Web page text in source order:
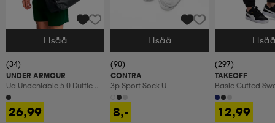
Valitse Koko
Lisää
(34)
UNDER ARMOUR
Ua Undeniable 5.0 Duffle
Sm
26,99
Valitse Koko
Lisää
(90)
CONTRA
3p Sport Sock U
8,-
Valitse Koko
(297)
TAKEOFF
Basic Cuffed
Olohousut,
12,99